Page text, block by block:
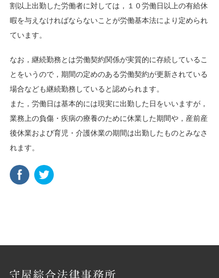
割以上出勤した労働者に対しては，１０労働日以上の有給休
暇を与えなければならないことが労働基本法により定められ
ています。
なお，継続勤務とは労働契約関係が実質的に存続しているこ
とをいうので，期間の定めのある労働契約が更新されている
場合なども継続勤務していると認められます。
また，労働日は基本的には現実に出勤した日をいいますが，
業務上の負傷・疾病の療養のために休業した期間や，産前産
後休業および育児・介護休業の期間は出勤したものとみなさ
れます。